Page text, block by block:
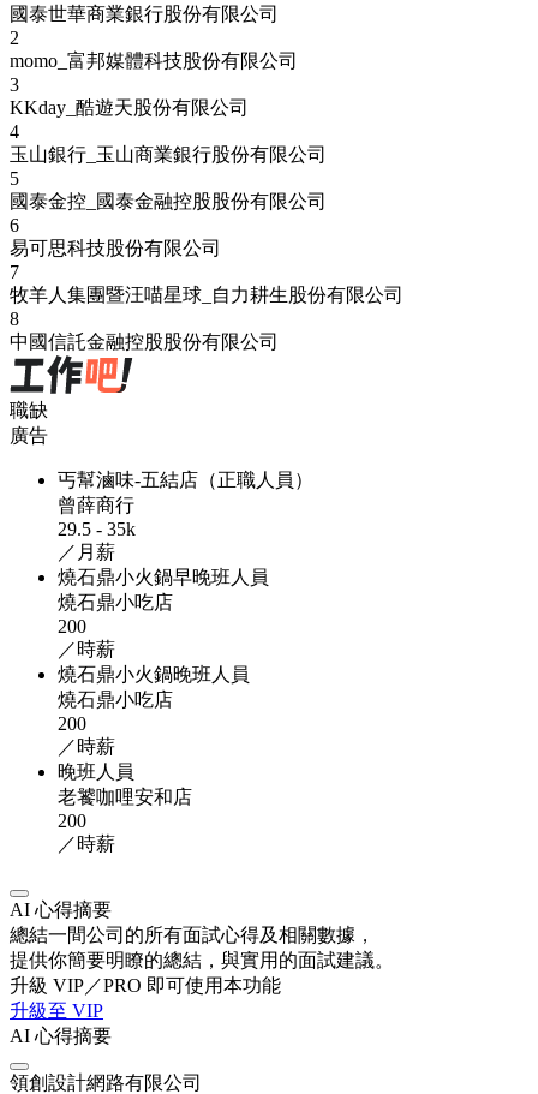
國泰世華商業銀行股份有限公司
2
momo_富邦媒體科技股份有限公司
3
KKday_酷遊天股份有限公司
4
玉山銀行_玉山商業銀行股份有限公司
5
國泰金控_國泰金融控股股份有限公司
6
易可思科技股份有限公司
7
牧羊人集團暨汪喵星球_自力耕生股份有限公司
8
中國信託金融控股股份有限公司
職缺
廣告
丐幫滷味-五結店（正職人員）
曾薛商行
29.5 - 35k
／月薪
燒石鼎小火鍋早晚班人員
燒石鼎小吃店
200
／時薪
燒石鼎小火鍋晚班人員
燒石鼎小吃店
200
／時薪
晚班人員
老饕咖哩安和店
200
／時薪
AI 心得摘要
總結一間公司的所有面試心得及相關數據，
提供你簡要明瞭的總結，與實用的面試建議。
升級 VIP／PRO 即可使用本功能
升級至 VIP
AI 心得摘要
領創設計網路有限公司